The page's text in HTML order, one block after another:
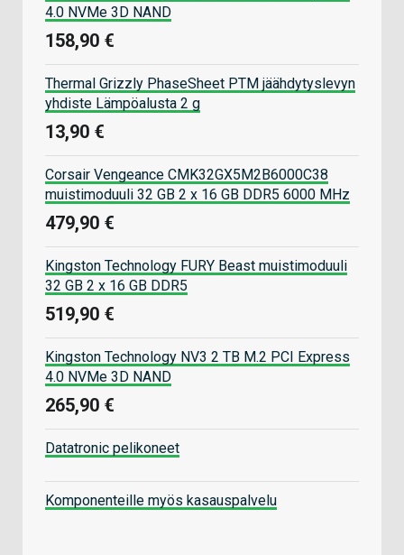
4.0 NVMe 3D NAND
158,90 €
Thermal Grizzly PhaseSheet PTM jäähdytyslevyn
yhdiste Lämpöalusta 2 g
13,90 €
Corsair Vengeance CMK32GX5M2B6000C38
muistimoduuli 32 GB 2 x 16 GB DDR5 6000 MHz
479,90 €
Kingston Technology FURY Beast muistimoduuli
32 GB 2 x 16 GB DDR5
519,90 €
Kingston Technology NV3 2 TB M.2 PCI Express
4.0 NVMe 3D NAND
265,90 €
Datatronic pelikoneet
Komponenteille myös kasauspalvelu